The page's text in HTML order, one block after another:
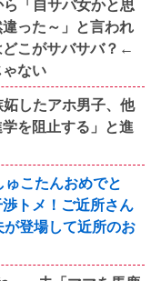
「自サバ女かと思
った～」と言われ
どこがサバサバ？←
ない
したアホ男子、他
を阻止する」と進
こたんおめでと
トメ！ご近所さん
登場して近所のお